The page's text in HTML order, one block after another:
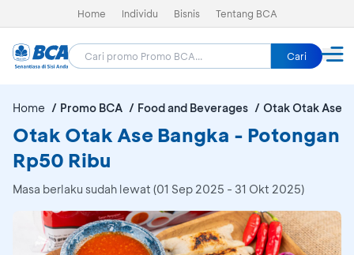
Home Individu Bisnis Tentang BCA
Cari
Home Promo BCA Food and Beverages Otak Otak Ase
Otak Otak Ase Bangka - Potongan
Rp50 Ribu
Masa berlaku sudah lewat (01 Sep 2025 - 31 Okt 2025)